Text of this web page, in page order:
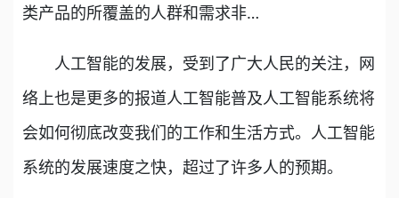
类产品的所覆盖的人群和需求非…
人工智能的发展，受到了广大人民的关注，网
络上也是更多的报道人工智能普及人工智能系统将
会如何彻底改变我们的工作和生活方式。人工智能
系统的发展速度之快，超过了许多人的预期。